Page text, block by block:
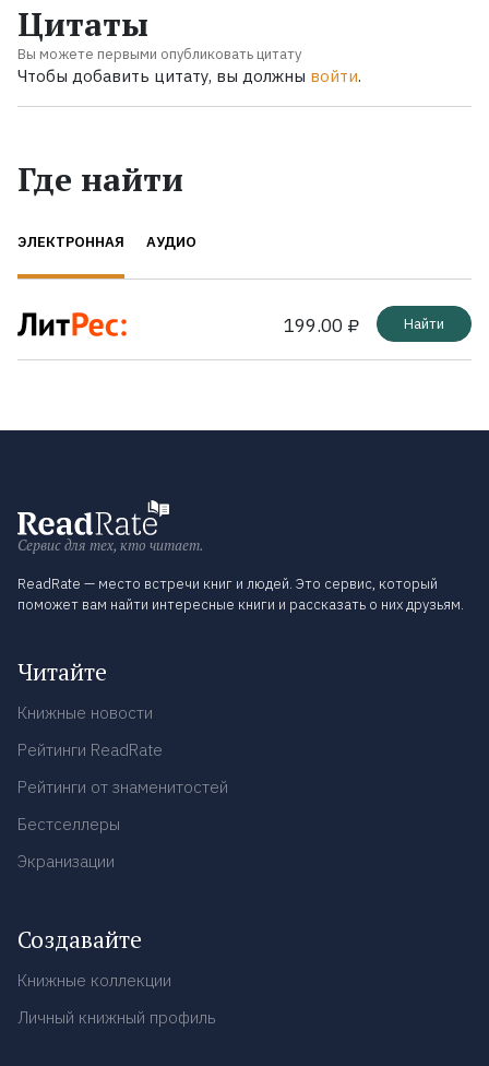
Цитаты
Вы можете первыми опубликовать цитату
Чтобы добавить цитату, вы должны войти.
Где найти
ЭЛЕКТРОННАЯ АУДИО
199.00 ₽ Найти
Сервис для тех, кто читает.
ReadRate — место встречи книг и людей. Это сервис, который
поможет вам найти интересные книги и рассказать о них друзьям.
Читайте
Книжные новости
Рейтинги ReadRate
Рейтинги от знаменитостей
Бестселлеры
Экранизации
Создавайте
Книжные коллекции
Личный книжный профиль